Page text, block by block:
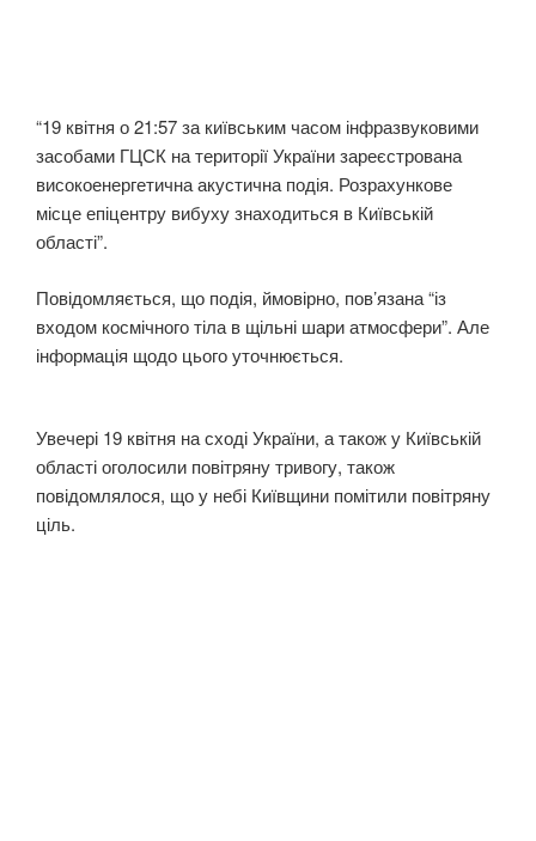
“19 квітня о 21:57 за київським часом інфразвуковими
засобами ГЦСК на території України зареєстрована
високоенергетична акустична подія. Розрахункове
місце епіцентру вибуху знаходиться в Київській
області”.
Повідомляється, що подія, ймовірно, пов’язана “із
входом космічного тіла в щільні шари атмосфери”. Але
інформація щодо цього уточнюється.
Увечері 19 квітня на сході України, а також у Київській
області оголосили повітряну тривогу, також
повідомлялося, що у небі Київщини помітили повітряну
ціль.